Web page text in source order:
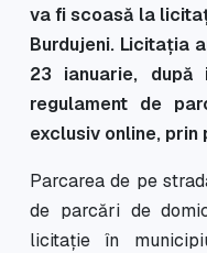
va fi scoasă la
Burdujeni. Licitația
23 ianuarie,
regulament de
exclusiv online,
Parcarea de pe
de parcări de
licitație în